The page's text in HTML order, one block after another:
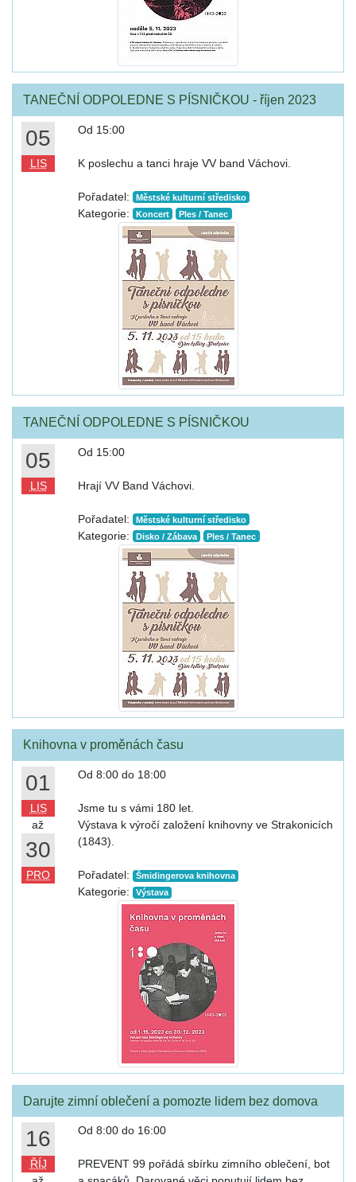
TANEČNÍ ODPOLEDNE S PÍSNIČKOU - říjen 2023
05
LIS
Od 15:00
K poslechu a tanci hraje VV band Váchovi.
Pořadatel: Městské kulturní středisko
Kategorie: Koncert Ples / Tanec
TANEČNÍ ODPOLEDNE S PÍSNIČKOU
05
LIS
Od 15:00
Hrají VV Band Váchovi.
Pořadatel: Městské kulturní středisko
Kategorie: Disko / Zábava Ples / Tanec
Knihovna v proměnách času
01
LIS
až
30
PRO
Od 8:00 do 18:00
Jsme tu s vámi 180 let.
Výstava k výročí založení knihovny ve Strakonicích
(1843).
Pořadatel: Šmidingerova knihovna
Kategorie: Výstava
Darujte zimní oblečení a pomozte lidem bez domova
16
ŘÍJ
Od 8:00 do 16:00
PREVENT 99 pořádá sbírku zimního oblečení, bot